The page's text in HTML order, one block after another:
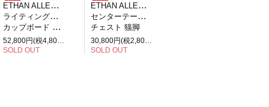
ETHAN ALLEN イーセンアーレン
ライティングビューロー デスク
カップボード 飾り棚
52,800円(税4,800円)
SOLD OUT
ETHAN ALLEN イーセンアーレン
センターテーブル ローテーブル
チェスト 猫脚
30,800円(税2,800円)
SOLD OUT